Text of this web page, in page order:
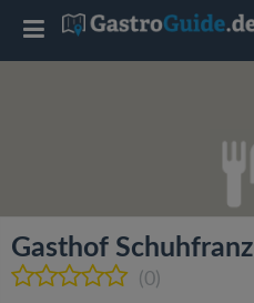
Gasthof Schuhfranz
(0)
T
l